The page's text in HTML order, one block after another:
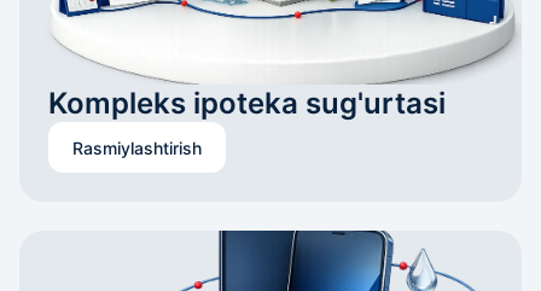
Kompleks ipoteka sug'urtasi
Rasmiylashtirish